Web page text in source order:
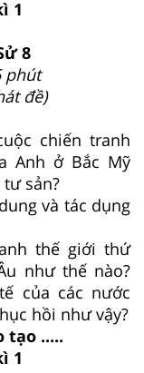
1
8
phút
đề)
chiến tranh
Anh ở Bắc Mỹ
sản?
và tác dụng
thế giới thứ
như thế nào?
của các nước
hồi như vậy?
tạo .....
1